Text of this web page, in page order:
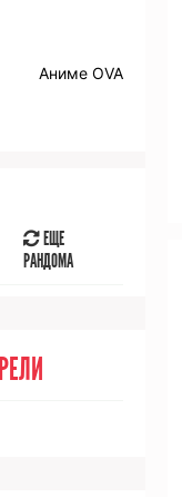
Аниме OVA
ЕЩЕ
РАНДОМА